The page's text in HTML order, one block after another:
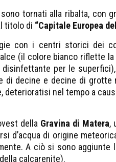
tornati alla ribalta,
titolo di “Capitale Europea
con i centri storici dei
(il colore bianco riflette
per le
di decine e decine di
nel tempo a
della Gravina di Matera,
d’acqua di origine
A ciò si sono aggiunte
calcarenite).